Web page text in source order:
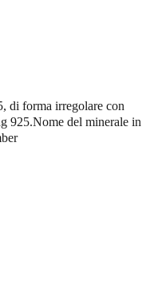
di forma irregolare con
925.Nome del minerale in